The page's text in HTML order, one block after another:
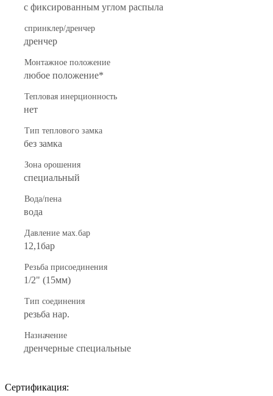
с фиксированным углом распыла
спринклер/дренчер
дренчер
Монтажное положение
любое положение*
Тепловая инерционность
нет
Тип теплового замка
без замка
Зона орошения
специальный
Вода/пена
вода
Давление мах.бар
12,1бар
Резьба присоединения
1/2" (15мм)
Тип соединения
резьба нар.
Назначение
дренчерные специальные
Сертификация: